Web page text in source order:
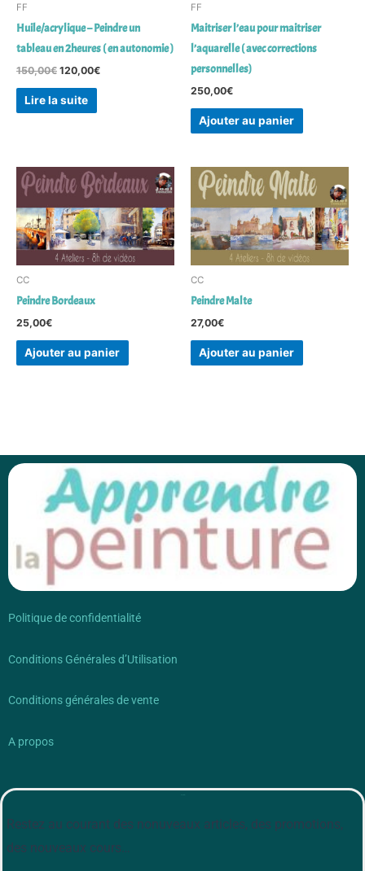
FF
Huile/acrylique – Peindre un
tableau en 2heures ( en autonomie )
150,00€ 120,00€
Lire la suite
FF
Maitriser l’eau pour maitriser
l’aquarelle ( avec corrections
personnelles)
250,00€
Ajouter au panier
CC
Peindre Bordeaux
25,00€
Ajouter au panier
CC
Peindre Malte
27,00€
Ajouter au panier
Politique de confidentialité
Conditions Générales d’Utilisation
Conditions générales de vente
A propos
Restez au courant des nonuveaux articles, des promotions,
des nouveaux cours…